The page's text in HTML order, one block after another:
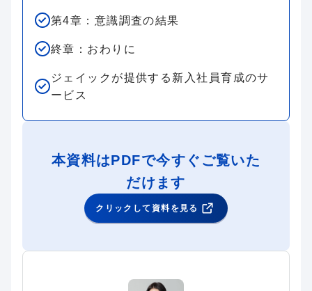
第4章：意識調査の結果
終章：おわりに
ジェイックが提供する新入社員育成のサ
ービス
本資料はPDFで今すぐご覧いた
だけます
クリックして資料を見る